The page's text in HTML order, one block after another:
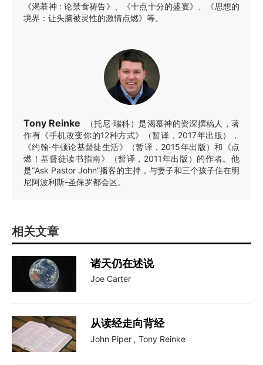
《渴慕神 : 论禁食祷告》、《十点十分的盛宴》、《思想的
境界：让头脑被灵性的激情点燃》等。
Tony Reinke
（托尼·瑞科）是渴慕神的资深撰稿人，著
作有《手机改变你的12种方式》（暂译，2017年出版），
《约翰·牛顿论基督徒生活》（暂译，2015年出版）和《点
燃！基督徒读书指南》（暂译，2011年出版）的作者。他
是“Ask Pastor John”播客的主持，与妻子和三个孩子住在明
尼阿波利斯-圣保罗都会区。
相关文章
诸天仍在述说
Joe Carter
从读经走向背经
John Piper , Tony Reinke